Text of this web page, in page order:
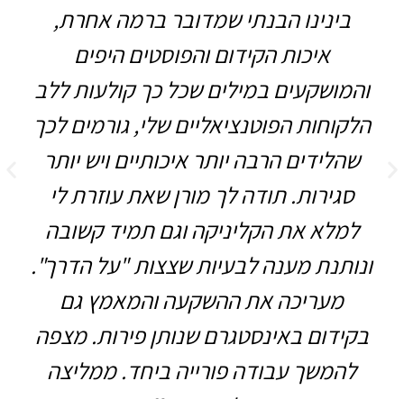
בינינו הבנתי שמדובר ברמה אחרת,
איכות הקידום והפוסטים היפים
והמושקעים במילים שכל כך קולעות ללב
הלקוחות הפוטנציאליים שלי, גורמים לכך
שהלידים הרבה יותר איכותיים ויש יותר
סגירות. תודה לך מורן שאת עוזרת לי
למלא את הקליניקה וגם תמיד קשובה
ונותנת מענה לבעיות שצצות "על הדרך".
מעריכה את ההשקעה והמאמץ גם
בקידום באינסטגרם שנותן פירות. מצפה
להמשך עבודה פורייה ביחד. ממליצה